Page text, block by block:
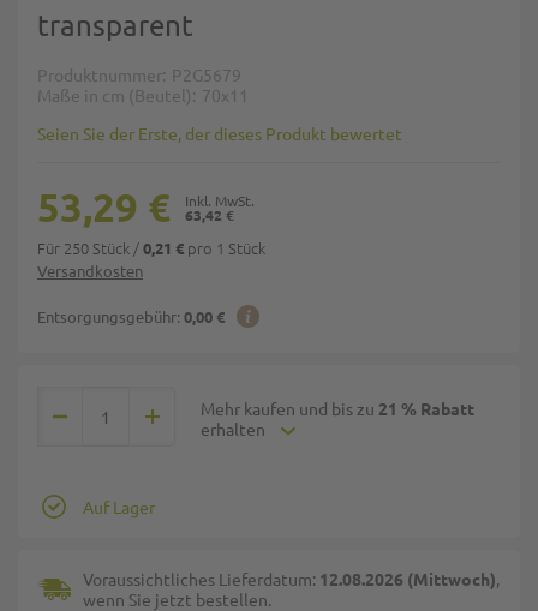
transparent
Produktnummer P2G5679
Maße in cm (Beutel)
70x11
Seien Sie der Erste, der dieses Produkt bewertet
Versandkosten
Entsorgungsgebühr: 0,00 €
63,42 €
53,29 €
Für 250 Stück /0,21 € pro 1 Stück
Mehr kaufen und bis zu 21 % Rabatt
erhalten
Auf Lager
Voraussichtliches Lieferdatum: 12.08.2026 (Mittwoch),
wenn Sie jetzt bestellen.